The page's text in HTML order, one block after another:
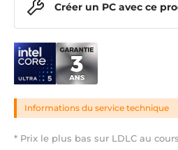
* Prix le plus bas sur LDLC au
Créer un PC avec ce
Informations du service technique